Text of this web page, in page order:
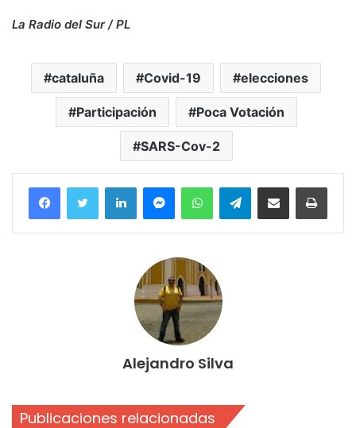
La Radio del Sur / PL
cataluña Covid-19 elecciones
Participación Poca Votación
SARS-Cov-2
FacebookTwitter LinkedInMessengerWhatsAppTelegramCompartir por correo electrónico
Alejandro Silva
Publicaciones relacionadas